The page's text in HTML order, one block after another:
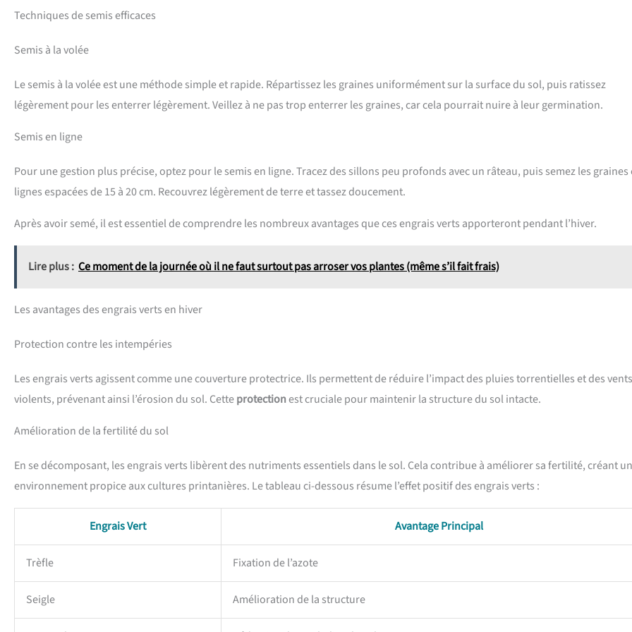
Techniques de semis efficaces
Semis à la volée
Le semis à la volée est une méthode simple et rapide. Répartissez les graines uniformément sur la surface du sol, puis ratissez
légèrement pour les enterrer légèrement. Veillez à ne pas trop enterrer les graines, car cela pourrait nuire à leur germination.
Semis en ligne
Pour une gestion plus précise, optez pour le semis en ligne. Tracez des sillons peu profonds avec un râteau, puis semez les graines
lignes espacées de 15 à 20 cm. Recouvrez légèrement de terre et tassez doucement.
Après avoir semé, il est essentiel de comprendre les nombreux avantages que ces engrais verts apporteront pendant l’hiver.
Lire plus : Ce moment de la journée où il ne faut surtout pas arroser vos plantes (même s’il fait frais)
Les avantages des engrais verts en hiver
Protection contre les intempéries
Les engrais verts agissent comme une couverture protectrice. Ils permettent de réduire l’impact des pluies torrentielles et des vents
violents, prévenant ainsi l’érosion du sol. Cetteprotectionest cruciale pour maintenir la structure du sol intacte.
Amélioration de la fertilité du sol
En se décomposant, les engrais verts libèrent des nutriments essentiels dans le sol. Cela contribue à améliorer sa fertilité, créant un
environnement propice aux cultures printanières. Le tableau ci-dessous résume l’effet positif des engrais verts :
Engrais Vert Avantage Principal
Trèfle Fixation de l’azote
Seigle Amélioration de la structure